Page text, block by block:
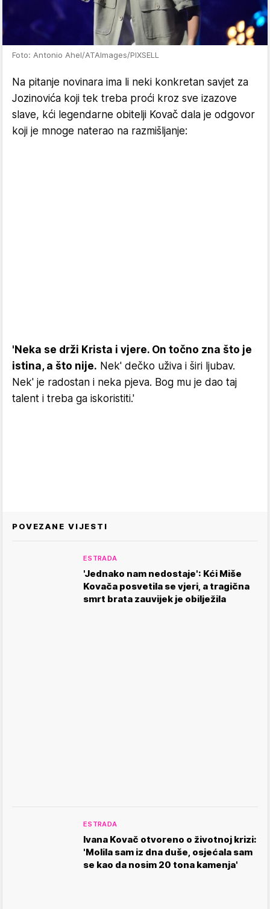
Foto: Antonio Ahel/ATAImages/PIXSELL
Na pitanje novinara ima li neki konkretan savjet za
Jozinovića koji tek treba proći kroz sve izazove
slave, kći legendarne obitelji Kovač dala je odgovor
koji je mnoge naterao na razmišljanje:
'Neka se drži Krista i vjere. On točno zna što je
istina, a što nije. Nek' dečko uživa i širi ljubav.
Nek' je radostan i neka pjeva. Bog mu je dao taj
talent i treba ga iskoristiti.'
POVEZANE VIJESTI
ESTRADA
'Jednako nam nedostaje': Kći Miše
Kovača posvetila se vjeri, a tragična
smrt brata zauvijek je obilježila
ESTRADA
Ivana Kovač otvoreno o životnoj krizi:
'Molila sam iz dna duše, osjećala sam
se kao da nosim 20 tona kamenja'